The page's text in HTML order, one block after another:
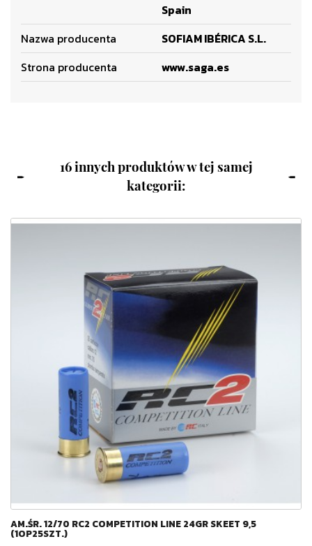
Spain
Nazwa producenta
SOFIAM IBÉRICA S.L.
Strona producenta
www.saga.es
16 innych produktów w tej samej
kategorii:
AM.ŚR. 12/70 RC2 COMPETITION LINE 24GR SKEET 9,5
(1OP25SZT.)